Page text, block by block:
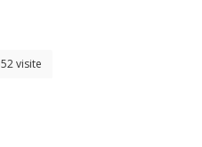
visite